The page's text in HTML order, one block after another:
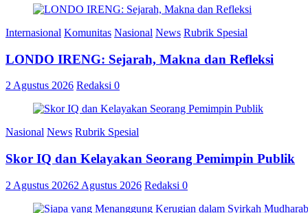
Internasional Komunitas Nasional News Rubrik Spesial
LONDO IRENG: Sejarah, Makna dan Refleksi
2 Agustus 2026 Redaksi 0
Nasional News Rubrik Spesial
Skor IQ dan Kelayakan Seorang Pemimpin Publik
2 Agustus 20262 Agustus 2026 Redaksi 0